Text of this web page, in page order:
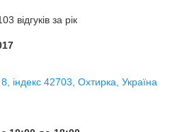
відгуків за рік
індекс 42703, Охтирка, Україна